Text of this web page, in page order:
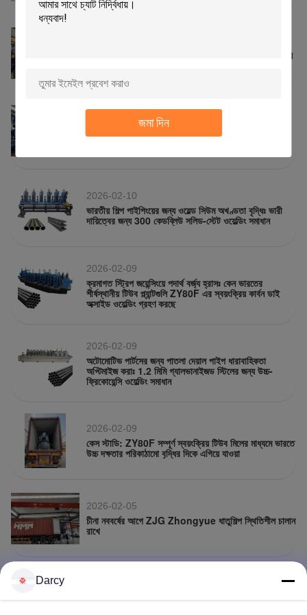
জমা দিন
ভারতে মেগা অবকাঠামোর চাহিদা পূরণ: জেডওয়াই২৫০এফ ভারী-ডুয়ি
ZY250F সম্পূর্ণ স্বয়ংক্রিয় টিউব মিলের সাথে একটি ভারী-ডুবি
2026-02-10
ভারতীয় শিল্প পাইপিংয়ের জন্য ওয়েল্ড সিউম অখণ্ডতা বৃদ্ধিঃ ভারী
দায়িত্বের জন্য 300 কেডব্লিউ সলিড-স্টেট ওয়েল্ডিং সমাধান
2026-02-09
ক্রমাগত স্ট্রিপ জয়েন্সিংয়ে পদার্থ বর্জ্য হ্রাসঃ কেন ভারতের
শীর্ষস্থানীয় টিউব প্ল্যান্টগুলি ZY80F এর স্বয়ংক্রিয় কার্বন ডাই
অক্সাইড ওয়েল্ডিং গ্রহণ করছে
2026-02-09
অটোমোটিভ পার্টসের জন্য পাতলা দেয়াল পাইপ ধারাবাহিকতা
অপ্টিমাইজ করাঃ 1.2 মিমি গ্যালভানাইজড স্টিলের জন্য উচ্চ-
ফ্রিকোয়েন্সি ওয়েল্ডিং সমাধান
2026-02-09
কেস স্টাডি: ZY80F সম্পূর্ণ স্বয়ংক্রিয় টিউব মিলের মাধ্যমে ভারতে
উচ্চ দক্ষতার পরিকাঠামো বৃদ্ধির দিকে এগিয়ে যাওয়া
2026-02-05
চীনা নববর্ষের আগে ZJG Zhongyue ধাতুশিল্প স্থিতিশীল চালান
রাখে
চেংইউ ধাতুবিদ্যার জাহাজের শীতল সিজ নং ৭০৫ কর্মশালা থেকে
Darcy